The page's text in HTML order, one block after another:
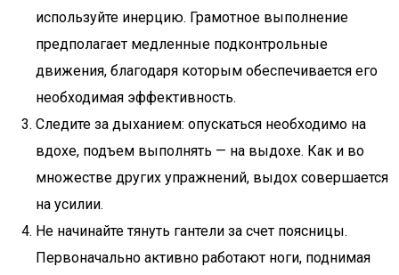
используйте инерцию. Грамотное выполнение
предполагает медленные подконтрольные
движения, благодаря которым обеспечивается его
необходимая эффективность.
Следите за дыханием: опускаться необходимо на
вдохе, подъем выполнять — на выдохе. Как и во
множестве других упражнений, выдох совершается
на усилии.
Не начинайте тянуть гантели за счет поясницы.
Первоначально активно работают ноги, поднимая